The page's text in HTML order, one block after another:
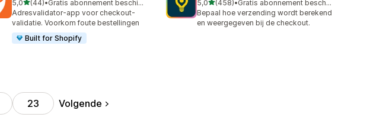
5,0van 5 sterren
(44)
44 recensies in totaal
•
Gratis abonnement beschikbaar
Adresvalidator-app voor checkout-
validatie. Voorkom foute bestellingen
Built for Shopify
5,0van 5 sterren
(458)
458 recensies in totaal
•
Gratis abonnement beschikbaar
Bepaal hoe verzending wordt berekend
en weergegeven bij de checkout.
23 Volgende